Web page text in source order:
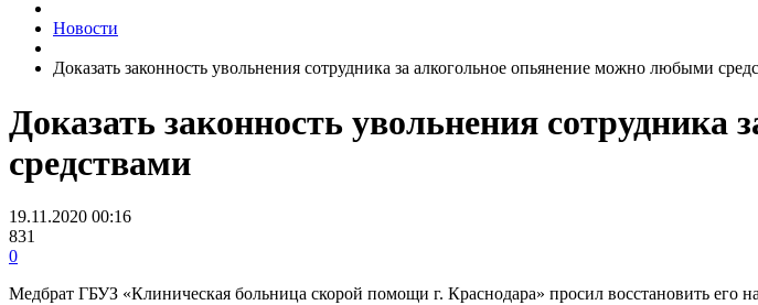
Новости
Доказать законность увольнения сотрудника за алкогольное опьянение можно любыми
Доказать законность увольнения
средствами
19.11.2020 00:16
831
0
Медбрат ГБУЗ «Клиническая больница скорой помощи г. Краснодара» просил восстановить его